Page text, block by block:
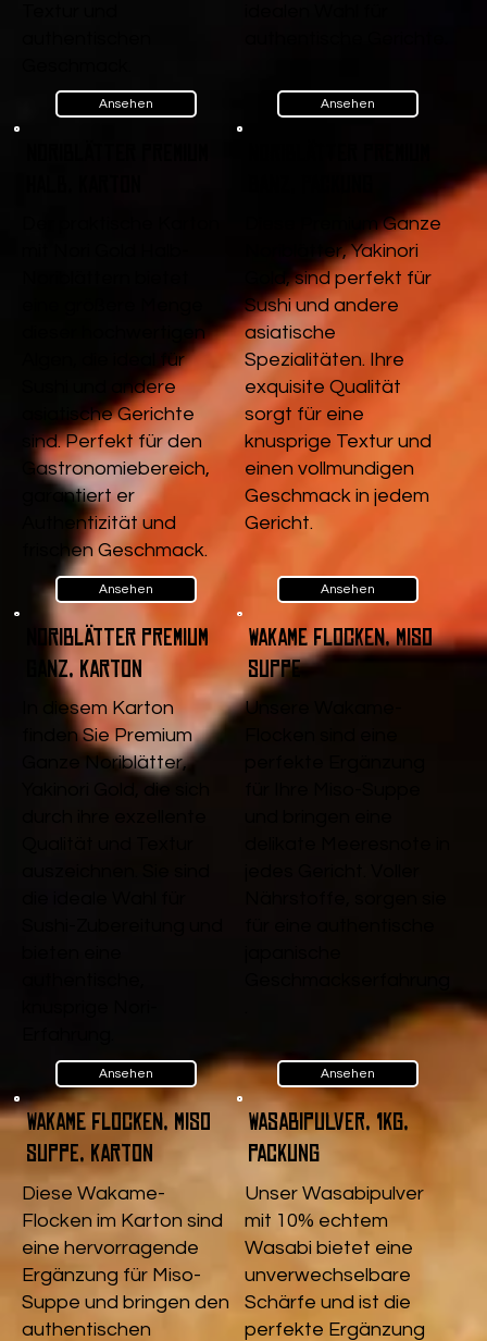
Ansehen Ansehen
dieser hochwertigen
Algen, die ideal für
Sushi und andere
asiatische Gerichte
sind. Perfekt für den
Gastronomiebereich,
garantiert er
Authentizität und
frischen Geschmack.
Ansehen
Diese Premium Ganze
Noriblätter, Yakinori
Gold, sind perfekt für
Sushi und andere
asiatische
Spezialitäten. Ihre
exquisite Qualität
sorgt für eine
knusprige Textur und
einen vollmundigen
Geschmack in jedem
Gericht.
Ansehen
Noriblätter Premium
Ganz, Karton
In diesem Karton
finden Sie Premium
Ganze Noriblätter,
Yakinori Gold, die sich
Ansehen
Wakame Flocken, Miso
Suppe
Unsere Wakame-
Ansehen
Wakame Flocken, Miso
Suppe, Karton
Diese Wakame-
Flocken im Karton sind
eine hervorragende
Ergänzung für Miso-
Suppe und bringen den
authentischen
Wasabipulver, 1kg,
Packung
Unser Wasabipulver
mit 10% echtem
Wasabi bietet eine
unverwechselbare
Schärfe und ist die
perfekte Ergänzung